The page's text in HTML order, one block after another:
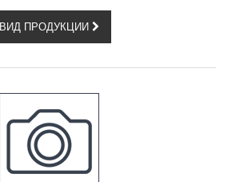
ВИД ПРОДУКЦИИ